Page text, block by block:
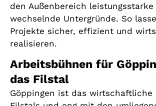
den Außenbereich
wechselnde Untergründe. So
Projekte sicher, effizient und
realisieren.
Arbeitsbühnen für
das Filstal
Göppingen ist das wirtschaftliche